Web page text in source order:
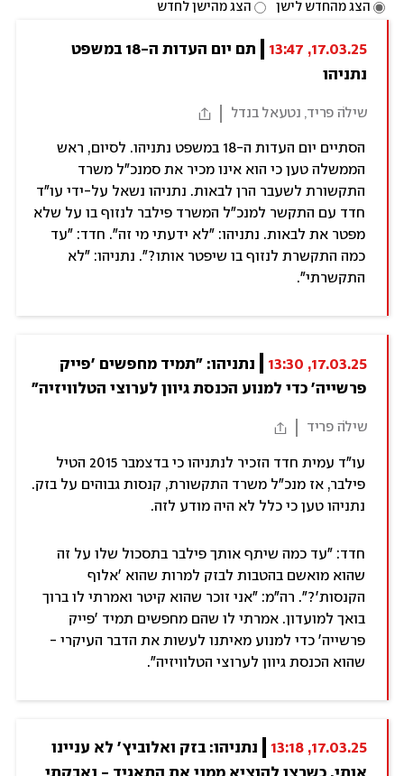
הצג מהחדש לישן הצג מהישן לחדש
17.03.25, 13:47
נתניהו
שילֹה פריד, נטעאל בנדל
הסתיים יום העדות ה-18 במשפט נתניהו. לסיום, ראש
הממשלה טען כי הוא אינו מכיר את סמנכ"ל משרד
התקשורת לשעבר הרן לבאות. נתניהו נשאל על-ידי עו"ד
חדד עם התקשר למנכ"ל המשרד פילבר לנזוף בו על שלא
מפטר את לבאות. נתניהו: "לא ידעתי מי זה". חדד: "עד
כמה התקשרת לנזוף בו שיפטר אותו?". נתניהו: "לא
התקשרתי".
17.03.25, 13:30
פרשייה' כדי למנוע הכנסת גיוון לערוצי הטלוויזיה"
שילֹה פריד
עו"ד עמית חדד הזכיר לנתניהו כי בדצמבר 2015 הטיל
פילבר, אז מנכ"ל משרד התקשורת, קנסות גבוהים על בזק.
נתניהו טען כי כלל לא היה מודע לזה.
חדד: "עד כמה שיתף אותך פילבר בתסכול שלו על זה
שהוא מואשם בהטבות לבזק למרות שהוא 'אלוף
הקנסות'?". רה"מ: "אני זוכר שהוא קיטר ואמרתי לו ברוך
בואך למועדון. אמרתי לו שהם מחפשים תמיד 'פייק
פרשייה' כדי למנוע מאיתנו לעשות את הדבר העיקרי -
שהוא הכנסת גיוון לערוצי הטלוויזיה".
17.03.25, 13:18